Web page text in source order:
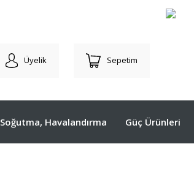
Üyelik Sepetim
Havalandırma Güç Ürünleri